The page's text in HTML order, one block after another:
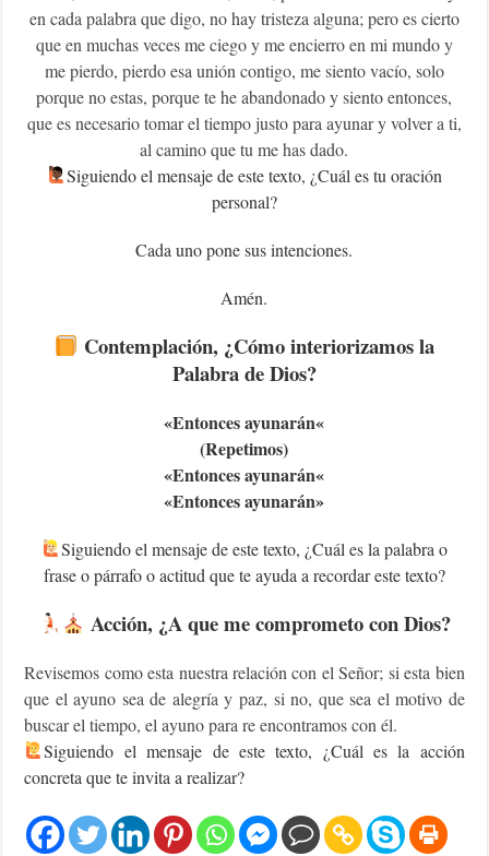
en cada palabra que digo, no hay tristeza alguna; pero es cierto
que en muchas veces me ciego y me encierro en mi mundo y
me pierdo, pierdo esa unión contigo, me siento vacío, solo
porque no estas, porque te he abandonado y siento entonces,
que es necesario tomar el tiempo justo para ayunar y volver a ti,
al camino que tu me has dado.
‍Siguiendo el mensaje de este texto, ¿Cuál es tu oración
personal?
Cada uno pone sus intenciones.
Amén.
Contemplación, ¿Cómo interiorizamos la
Palabra de Dios?
«Entonces ayunarán«
(Repetimos)
«Entonces ayunarán«
«Entonces ayunarán»
Siguiendo el mensaje de este texto, ¿Cuál es la palabra o
frase o párrafo o actitud que te ayuda a recordar este texto?
Acción, ¿A que me comprometo con Dios?
Revisemos como esta nuestra relación con el Señor; si esta bien
que el ayuno sea de alegría y paz, si no, que sea el motivo de
buscar el tiempo, el ayuno para re encontramos con él.
‍Siguiendo el mensaje de este texto, ¿Cuál es la acción
concreta que te invita a realizar?